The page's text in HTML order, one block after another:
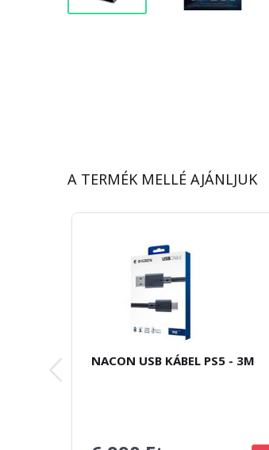
A TERMÉK MELLÉ AJÁNLJUK
NACON USB KÁBEL PS5 - 3M